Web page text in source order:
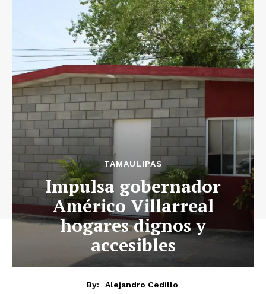
TAMAULIPAS
Impulsa gobernador
Américo Villarreal
hogares dignos y
accesibles
By:
Alejandro Cedillo